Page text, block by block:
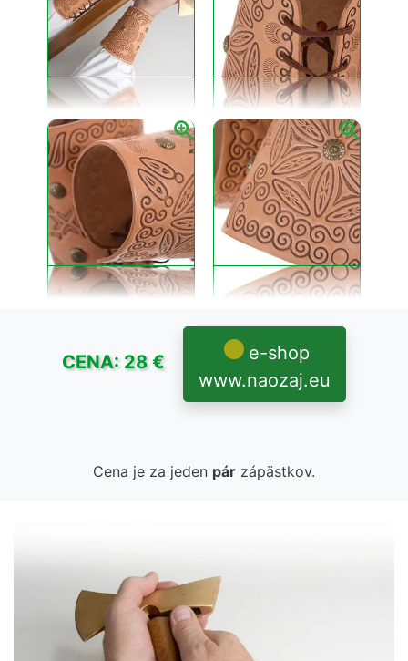
CENA: 28 €
e-shop
www.naozaj.eu
Cena je za jeden pár zápästkov.